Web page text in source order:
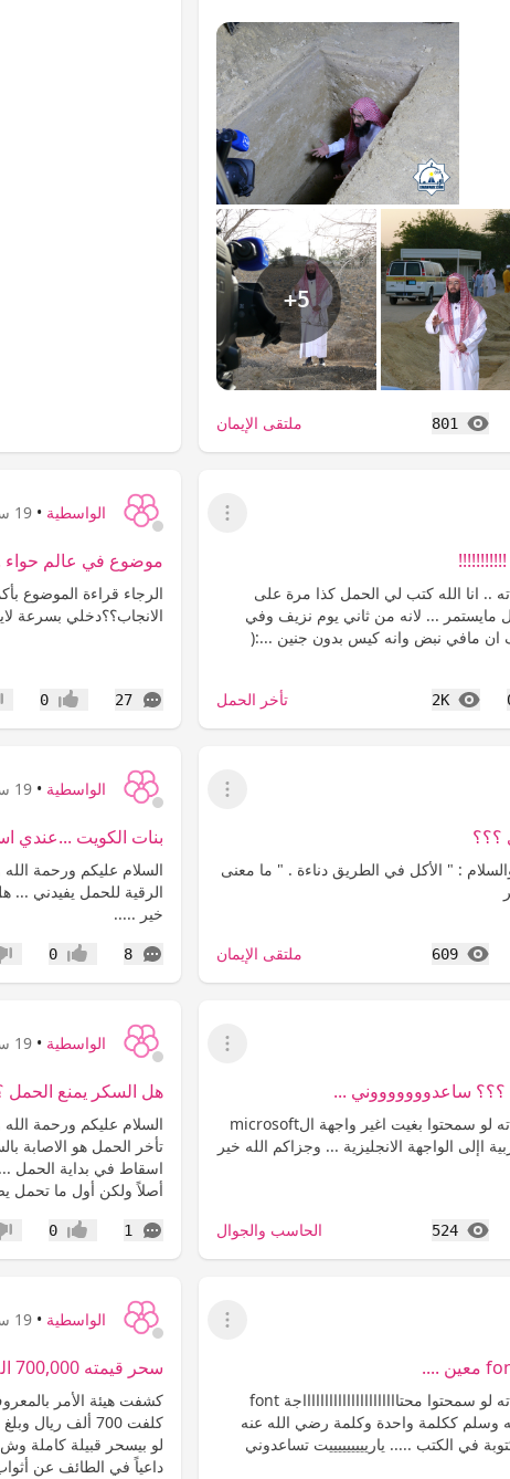
+5
801
المشاهدات ملتقى الإيمان
عرض القائمة
.. انا الله كتب لي الحمل كذا مرة على
مايستمر ... لانه من ثاني يوم نزيف وفي
ان مافي نبض وانه كيس بدون جنين ...:(
2K
المشاهدات تأخر الحمل
الواسطية • 19 سنة
موضوع في عالم حواء
الرجاء قراءة الموضوع
الانجاب؟؟دخلي بسرعة
27
التعليقات إعجاب0
عرض القائمة
؟؟؟
: " الأكل في الطريق دناءة . " ما معنى
609
المشاهدات ملتقى الإيمان
الواسطية • 19 سنة
بنات الكويت ...عندي
السلام عليكم ورحمة
الرقية للحمل يفيدني ...
خير .....
8
التعليقات إعجاب0
عرض القائمة
السلام عليكم ورحمة الله وبركاته لو سمحتوا بغيت اغير واجهة الmicrosoft
524
المشاهدات الحاسب والجوال
الواسطية • 19 سنة
هل السكر يمنع الحمل
السلام عليكم ورحمة
تأخر الحمل هو الاصابة
اسقاط في بداية الحمل
أصلاً ولكن أول ما تحمل
1
التعليقات إعجاب0
عرض القائمة
السلام عليكم ورحمة الله وبركاته لو سمحتوا محتااااااااااااااااااااااجة font
وسلم ككلمة واحدة وكلمة رضي الله عنه
في الكتب ..... ياريييييييييت تساعدوني
الواسطية • 19 سنة
سحر قيمته 700,000 الف ريال {صــور} !!
كشفت هيئة الأمر
لو بيسحر قبيلة كاملة
داعياً في الطائف عن